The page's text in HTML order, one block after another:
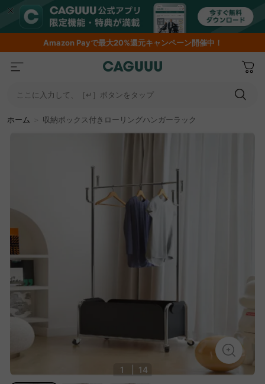
AmazonPayで最大20%還元キャンペーン開催中！
ここに入力して、［↵］ボタンをタップ
ホーム 収納ボックス付きローリングハンガーラック
1 14